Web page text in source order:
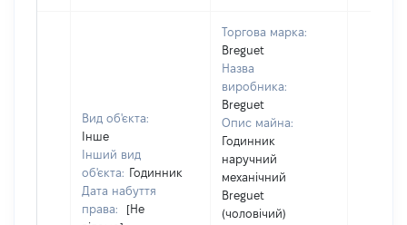
Вид об'єкта:
Інше
Інший вид
об'єкта: Годинник
Дата набуття
права:
[Не
Торгова марка:
Breguet
Назва
виробника:
Breguet
Опис майна:
Годинник
наручний
механічний
Breguet
(чоловічий)